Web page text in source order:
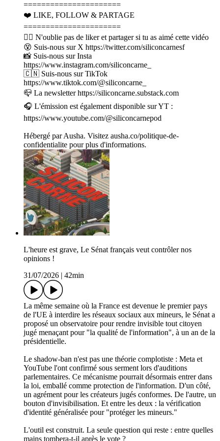
======================
❤️ LIKE, FOLLOW & PARTAGE
======================
👍🏽 N'oublie pas de liker et partager si tu as aimé cette vidéo
😵 Suis-nous sur X https://twitter.com/siliconcarnesf
📸 Suis-nous sur Insta
https://www.instagram.com/siliconcarne_
🇨🇳 Suis-nous sur TikTok
https://www.tiktok.com/@siliconcarne_
📪 La newsletter https://siliconcarne.substack.com
🎧 L'émission est également disponible sur YT :
https://www.youtube.com/@siliconcarnepod
Hébergé par Ausha. Visitez ausha.co/politique-de-
confidentialite pour plus d'informations.
L'heure est grave, Le Sénat français veut contrôler nos
opinions !
31/07/2026
42min
La même semaine où la France est devenue le premier pays
de l'UE à interdire les réseaux sociaux aux mineurs, le Sénat a
proposé un observatoire pour rendre invisible tout citoyen
jugé menaçant pour "la qualité de l'information", à un an de la
présidentielle.
Le shadow-ban n'est pas une théorie complotiste : Meta et
YouTube l'ont confirmé sous serment lors d'auditions
parlementaires. Ce mécanisme pourrait désormais entrer dans
la loi, emballé comme protection de l'information. D'un côté,
un agrément pour les créateurs jugés conformes. De l'autre, un
bouton d'invisibilisation. Et entre les deux : la vérification
d'identité généralisée pour "protéger les mineurs."
L'outil est construit. La seule question qui reste : entre quelles
mains tombera-t-il après le vote ?